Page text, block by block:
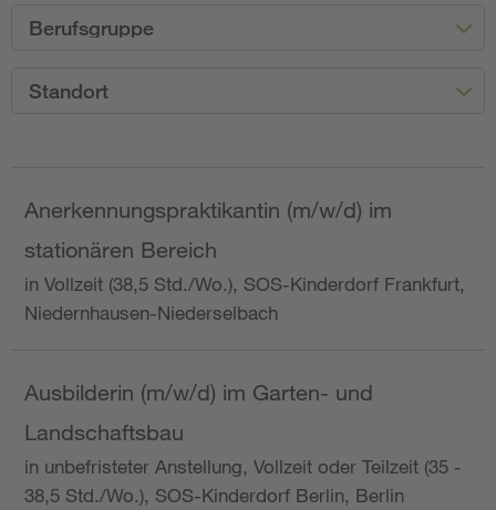
Berufsgruppe
Standort
Anerkennungspraktikantin (m/w/d) im
stationären Bereich
in Vollzeit (38,5 Std./Wo.), SOS-Kinderdorf Frankfurt,
Niedernhausen-Niederselbach
Ausbilderin (m/w/d) im Garten- und
Landschaftsbau
in unbefristeter Anstellung, Vollzeit oder Teilzeit (35 -
38,5 Std./Wo.), SOS-Kinderdorf Berlin, Berlin